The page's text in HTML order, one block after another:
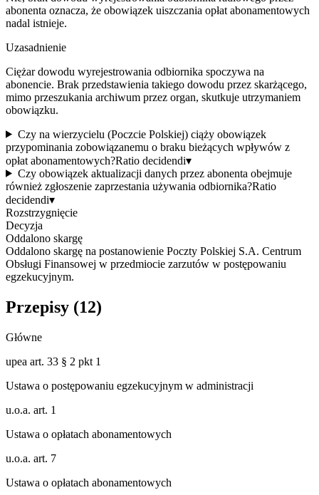
abonenta oznacza, że obowiązek uiszczania opłat abonamentowych
nadal istnieje.
Uzasadnienie
Ciężar dowodu wyrejestrowania odbiornika spoczywa na
abonencie. Brak przedstawienia takiego dowodu przez skarżącego,
mimo przeszukania archiwum przez organ, skutkuje utrzymaniem
obowiązku.
Czy na wierzycielu (Poczcie Polskiej) ciąży obowiązek
przypominania zobowiązanemu o braku bieżących wpływów z
opłat abonamentowych?Ratio decidendi▾
Czy obowiązek aktualizacji danych przez abonenta obejmuje
również zgłoszenie zaprzestania używania odbiornika?Ratio
decidendi▾
Rozstrzygnięcie
Decyzja
Oddalono skargę
Oddalono skargę na postanowienie Poczty Polskiej S.A. Centrum
Obsługi Finansowej w przedmiocie zarzutów w postępowaniu
egzekucyjnym.
Przepisy (12)
Główne
upea art. 33 § 2 pkt 1
Ustawa o postępowaniu egzekucyjnym w administracji
u.o.a. art. 1
Ustawa o opłatach abonamentowych
u.o.a. art. 7
Ustawa o opłatach abonamentowych